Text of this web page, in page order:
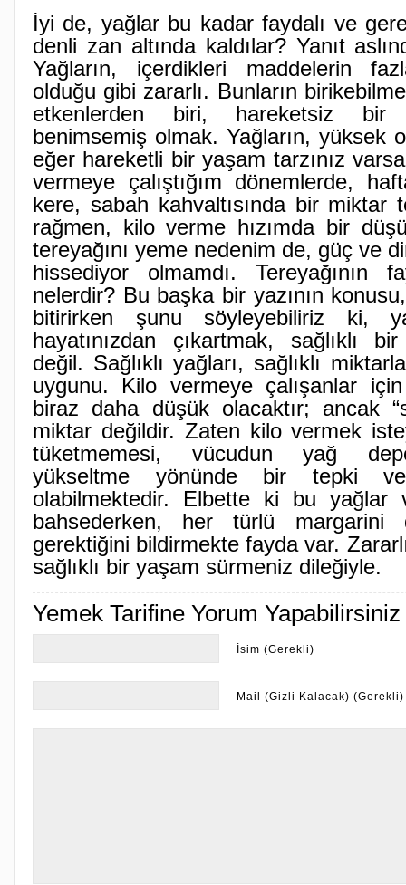
İyi de, yağlar bu kadar faydalı ve
denli zan altında kaldılar? Yanıt
Yağların, içerdikleri maddelerin
olduğu gibi zararlı. Bunların
etkenlerden biri, hareketsiz bir
benimsemiş olmak. Yağların, yüksek
eğer hareketli bir yaşam tarzınız
vermeye çalıştığım dönemlerde,
kere, sabah kahvaltısında bir miktar
rağmen, kilo verme hızımda bir
tereyağını yeme nedenim de, güç ve
hissediyor olmamdı. Tereyağının
nelerdir? Bu başka bir yazının
bitirirken şunu söyleyebiliriz ki,
hayatınızdan çıkartmak, sağlıklı
değil. Sağlıklı yağları, sağlıklı
uygunu. Kilo vermeye çalışanlar
biraz daha düşük olacaktır; ancak
miktar değildir. Zaten kilo vermek
tüketmemesi, vücudun yağ
yükseltme yönünde bir tepki
olabilmektedir. Elbette ki bu yağlar
bahsederken, her türlü margarini
gerektiğini bildirmekte fayda var.
sağlıklı bir yaşam sürmeniz dileğiyle.
Yemek Tarifine Yorum Yapabilirsiniz
İsim (Gerekli)
Mail (Gizli Kalacak) (Gerekli)